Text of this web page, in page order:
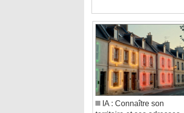
IA : Connaître son
territoire et ses adresses